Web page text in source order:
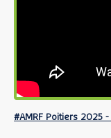
#AMRF Poitiers 2025